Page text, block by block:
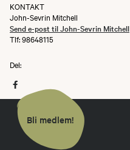
KONTAKT
John-Sevrin Mitchell
Send e-post til John-Sevrin Mitchell
Tlf: 98648115
Del:
Bli medlem!